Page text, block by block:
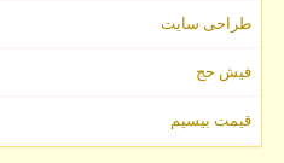
طراحی سایت
فیش حج
قیمت بیسیم